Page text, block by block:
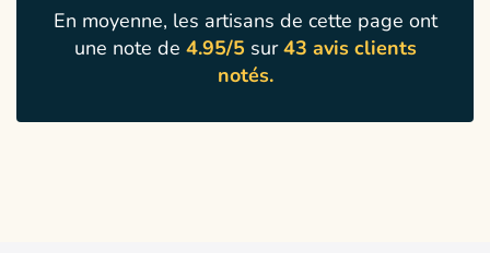
En moyenne, les artisans de cette page ont
une note de 4.95/5 sur43 avis clients
notés.